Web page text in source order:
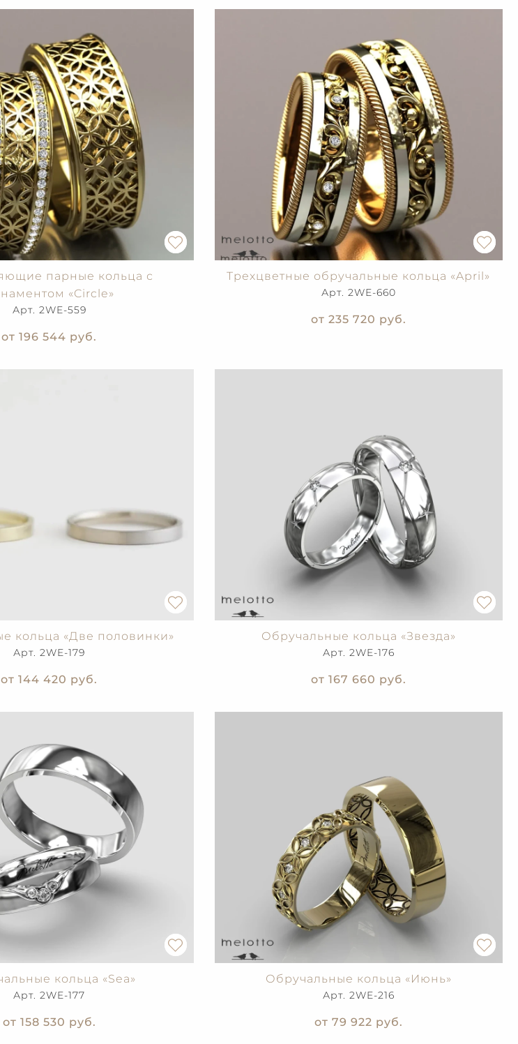
парные кольца с
«Circle»
Арт. 2WE-559
от 196 544 руб.
Трехцветные обручальные кольца «April»
Арт. 2WE-660
от 235 720 руб.
кольца «Две половинки»
Арт. 2WE-179
от 144 420 руб.
Обручальные кольца «Звезда»
Арт. 2WE-176
от 167 660 руб.
кольца «Sea»
Арт. 2WE-177
от 158 530 руб.
Обручальные кольца «Июнь»
Арт. 2WE-216
от 79 922 руб.